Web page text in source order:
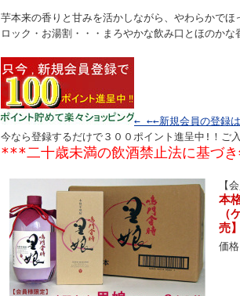
芋本来の香りと甘みを活かしながら、やわらかでほ
ロック・お湯割・・・まろやかな飲み口とほのかな
← ←←新規会員の登録は
今なら登録するだけで３００ポイント進呈中!！ご
***二十歳未満の飲酒禁止法に基づ
【
本
（
売】
価